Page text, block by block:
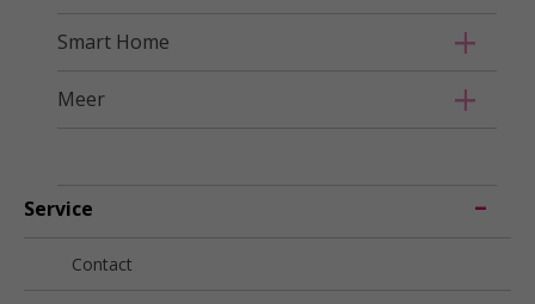
Smart Home
Meer
Service
Contact